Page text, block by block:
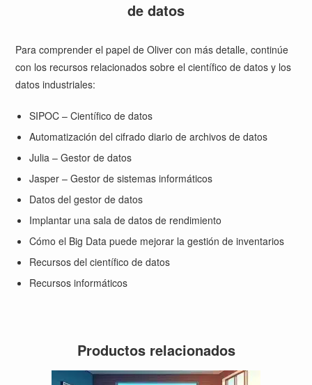
de datos
Para comprender el papel de Oliver con más detalle, continúe
con los recursos relacionados sobre el científico de datos y los
datos industriales:
SIPOC – Científico de datos
Automatización del cifrado diario de archivos de datos
Julia – Gestor de datos
Jasper – Gestor de sistemas informáticos
Datos del gestor de datos
Implantar una sala de datos de rendimiento
Cómo el Big Data puede mejorar la gestión de inventarios
Recursos del científico de datos
Recursos informáticos
Productos relacionados